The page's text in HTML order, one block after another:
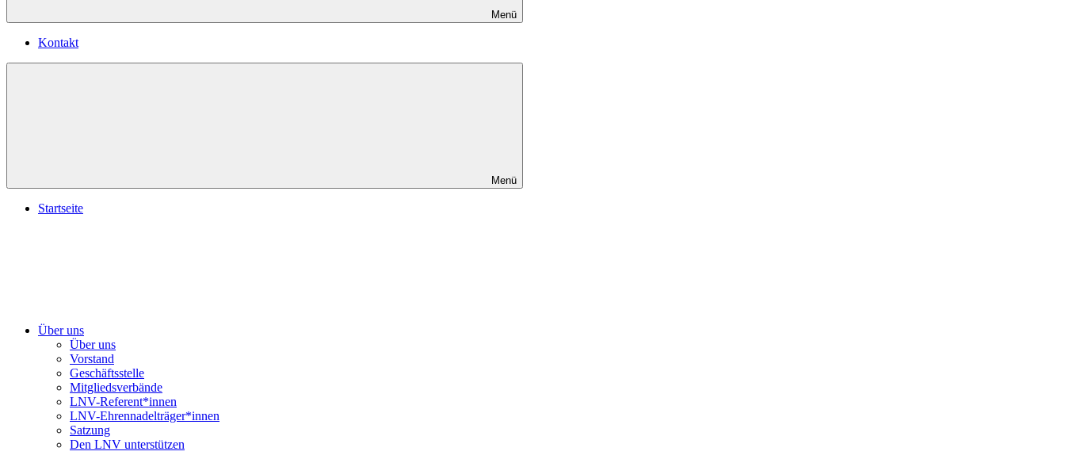
Menü
Kontakt
Menü
Startseite
Über uns
Über uns
Vorstand
Geschäftsstelle
Mitgliedsverbände
LNV-Referent*innen
LNV-Ehrennadelträger*innen
Satzung
Den LNV unterstützen